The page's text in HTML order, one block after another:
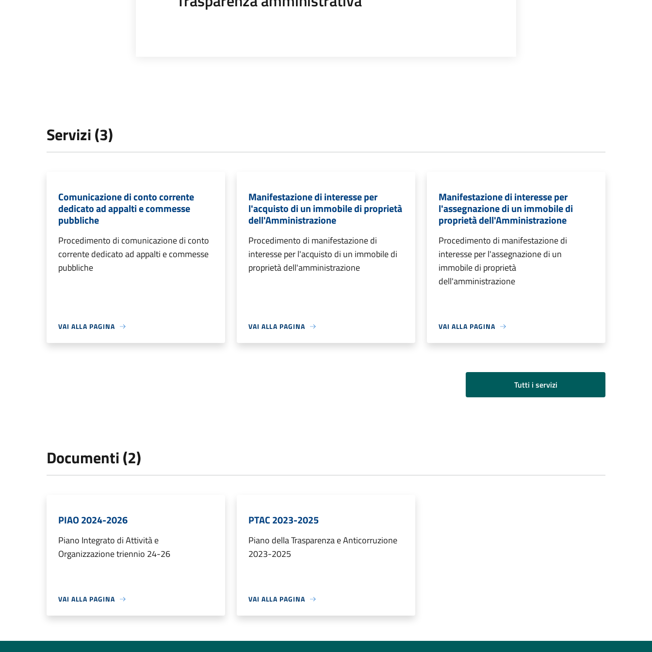
Servizi (3)
Comunicazione di conto corrente
dedicato ad appalti e commesse
pubbliche
Procedimento di comunicazione di conto
corrente dedicato ad appalti e commesse
pubbliche
VAI ALLA PAGINA
Manifestazione di interesse per
l'acquisto di un immobile di proprietà
dell'Amministrazione
Procedimento di manifestazione di
interesse per l'acquisto di un immobile di
proprietà dell'amministrazione
VAI ALLA PAGINA
Manifestazione di interesse per
l'assegnazione di un immobile di
proprietà dell'Amministrazione
Procedimento di manifestazione di
interesse per l'assegnazione di un
immobile di proprietà
dell'amministrazione
VAI ALLA PAGINA
Tutti i servizi
Documenti (2)
PIAO 2024-2026
Piano Integrato di Attività e
Organizzazione triennio 24-26
VAI ALLA PAGINA
PTAC 2023-2025
Piano della Trasparenza e Anticorruzione
2023-2025
VAI ALLA PAGINA